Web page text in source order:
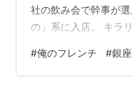
社の飲み会で幹事が
の」系に入店。 キラ
ゆっくりできた。 そ
寂れているなあ。イ
#俺のフレンチ #銀座